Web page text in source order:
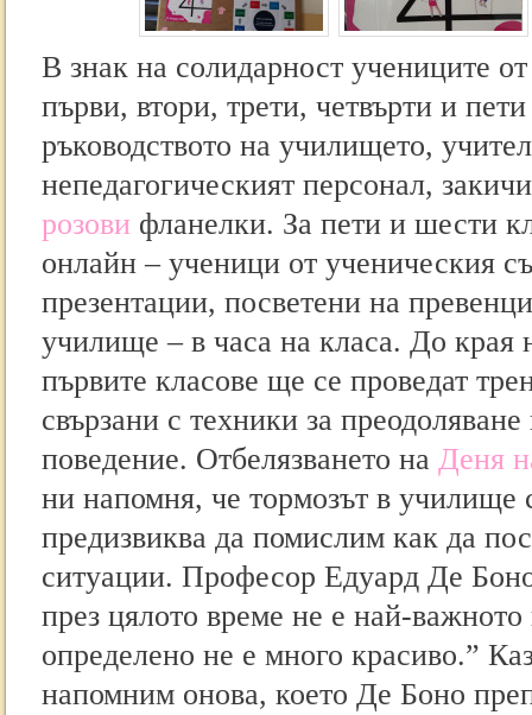
В знак на солидарност учениците
първи, втори, трети, четвърти и
ръководството на училището,
непедагогическият персонал,
розови фланелки. За пети и шести
онлайн – ученици от ученическия
презентации, посветени на
училище – в часа на класа. До края
първите класове ще се проведат
свързани с техники за
поведение. Отбелязването на Деня
ни напомня, че тормозът в училище
предизвиква да помислим как да
ситуации. Професор Едуард Де
през цялото време не е най-
определено не е много красиво.”
напомним онова, което Де Боно